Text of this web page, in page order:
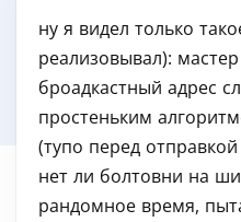
ну я видел только
реализовывал):
броадкастный адрес
простеньким
(тупо перед
нет ли болтовни на
рандомное время,